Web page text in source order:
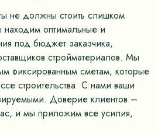
не должны стоить слишком
оптимальные и
под бюджет заказчика,
стройматериалов. Мы
фиксированным сметам, которые
строительства. С нами ваши
Доверие клиентов –
и мы приложим все усилия,